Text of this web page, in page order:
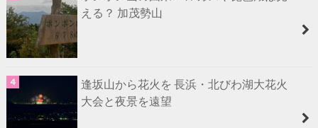
える？ 加茂勢山
逢坂山から花火を 長浜・北びわ湖大花火
大会と夜景を遠望